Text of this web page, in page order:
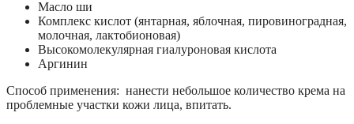
Масло ши
Комплекс кислот (янтарная, яблочная, пировиноградная,
молочная, лактобионовая)
Высокомолекулярная гиалуроновая кислота
Аргинин
Способ применения: нанести небольшое количество крема на
проблемные участки кожи лица, впитать.